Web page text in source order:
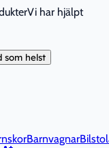
Vi har hjälpt
som helst
Barnvagnar